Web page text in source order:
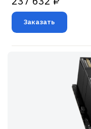
Заказать